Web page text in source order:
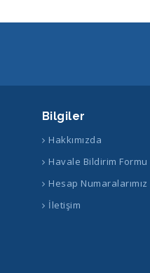
Bilgiler
Hakkımızda
Havale Bildirim Formu
Hesap Numaralarımız
İletişim